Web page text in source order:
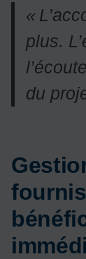
« L
plus. L
l
du